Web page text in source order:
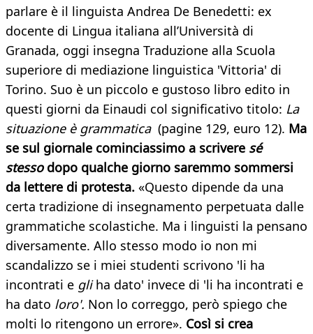
parlare è il linguista Andrea De Benedetti: ex
docente di Lingua italiana all’Università di
Granada, oggi insegna Traduzione alla Scuola
superiore di mediazione linguistica 'Vittoria' di
Torino. Suo è un piccolo e gustoso libro edito in
questi giorni da Einaudi col significativo titolo: La
situazione è grammatica(pagine 129, euro 12). Ma
se sul giornale cominciassimo a scrivere sé
stesso dopo qualche giorno saremmo sommersi
da lettere di protesta. «Questo dipende da una
certa tradizione di insegnamento perpetuata dalle
grammatiche scolastiche. Ma i linguisti la pensano
diversamente. Allo stesso modo io non mi
scandalizzo se i miei studenti scrivono 'li ha
incontrati e gliha dato' invece di 'li ha incontrati e
ha dato loro'. Non lo correggo, però spiego che
molti lo ritengono un errore». Così si crea